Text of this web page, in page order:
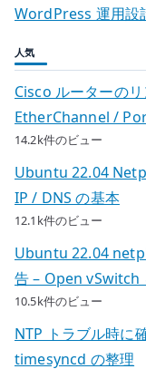
WordPress 運用設
人気
Cisco ルーターの
EtherChannel /
14.2k件のビュー
Ubuntu 22.04
IP / DNS の基本
12.1k件のビュー
Ubuntu 22.04
告 – Open vSwitch
10.5k件のビュー
NTP トラブル時に
timesyncd の整理